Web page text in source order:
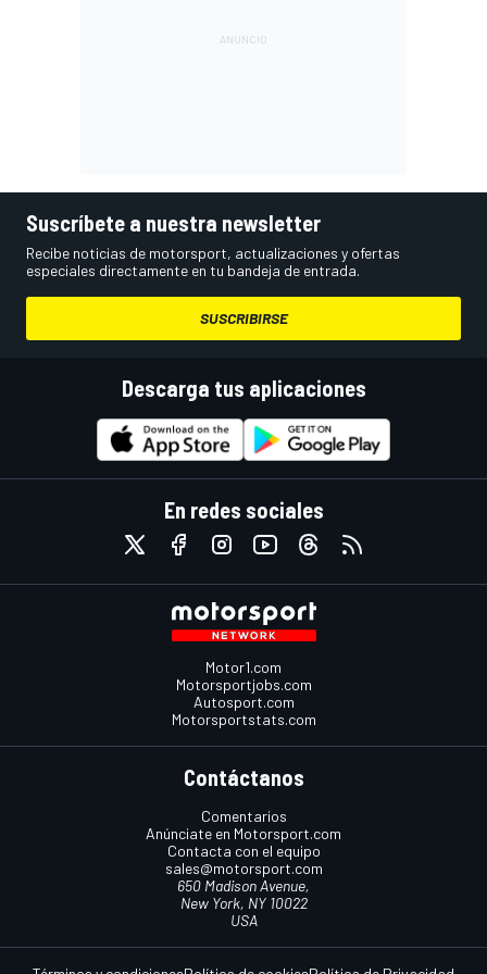
Suscríbete a nuestra newsletter
Recibe noticias de motorsport, actualizaciones y ofertas
especiales directamente en tu bandeja de entrada.
SUSCRIBIRSE
Descarga tus aplicaciones
En redes sociales
Motor1.com
Motorsportjobs.com
Autosport.com
Motorsportstats.com
Contáctanos
Comentarios
Anúnciate en Motorsport.com
Contacta con el equipo
sales@motorsport.com
650 Madison Avenue,
New York, NY 10022
USA